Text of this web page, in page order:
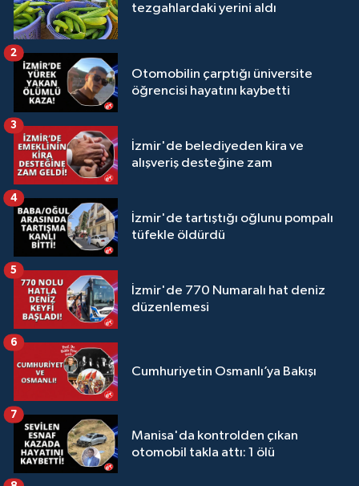
tezgahlardaki yerini aldı
Otomobilin çarptığı üniversite
öğrencisi hayatını kaybetti
2
İzmir'de belediyeden kira ve
alışveriş desteğine zam
3
İzmir'de tartıştığı oğlunu pompalı
tüfekle öldürdü
4
İzmir'de 770 Numaralı hat deniz
düzenlemesi
5
Cumhuriyetin Osmanlı’ya Bakışı
6
Manisa'da kontrolden çıkan
otomobil takla attı: 1 ölü
7